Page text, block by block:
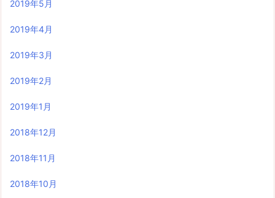
2019年5月
2019年4月
2019年3月
2019年2月
2019年1月
2018年12月
2018年11月
2018年10月